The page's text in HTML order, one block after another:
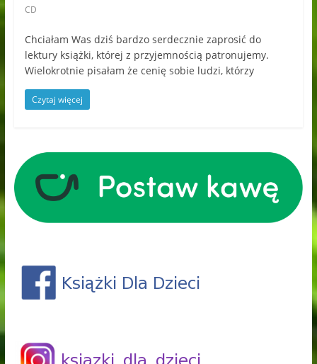
CD
Chciałam Was dziś bardzo serdecznie zaprosić do
lektury książki, której z przyjemnością patronujemy.
Wielokrotnie pisałam że cenię sobie ludzi, którzy
Czytaj więcej